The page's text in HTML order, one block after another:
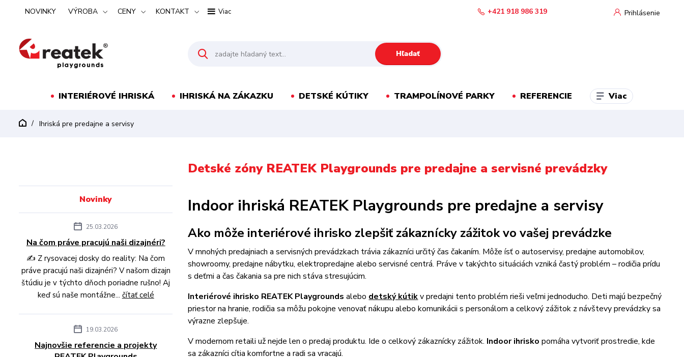
NOVINKY VÝROBA CENY KONTAKT Viac Prihlásenie
Hľadať
+421 918 986 319
INTERIÉROVÉ IHRISKÁ IHRISKÁ NA ZÁKAZKU DETSKÉ KÚTIKY TRAMPOLÍNOVÉ PARKY REFERENCIE Viac
Ihriská pre predajne a servisy
Detské zóny REATEK Playgrounds pre predajne a servisné prevádzky
Indoor ihriská REATEK Playgrounds pre predajne a servisy
Ako môže interiérové ihrisko zlepšiť zákaznícky zážitok vo vašej prevádzke
V mnohých predajniach a servisných prevádzkach trávia zákazníci určitý čas čakaním. Môže ísť o autoservisy, predajne automobilov,
showroomy, predajne nábytku, elektropredajne alebo servisné centrá. Práve v takýchto situáciách vzniká častý problém – rodičia prídu
s deťmi a čas čakania sa pre nich stáva stresujúcim.
Interiérové ihrisko REATEK Playgroundsalebo detský kútikv predajni tento problém rieši veľmi jednoducho. Deti majú bezpečný
priestor na hranie, rodičia sa môžu pokojne venovať nákupu alebo komunikácii s personálom a celkový zážitok z návštevy prevádzky sa
výrazne zlepšuje.
V modernom retaili už nejde len o predaj produktu. Ide o celkový zákaznícky zážitok. Indoor ihriskopomáha vytvoriť prostredie, kde
sa zákazníci cítia komfortne a radi sa vracajú.
Novinky
25.03.2026
Na čom práve pracujú naši dizajnéri?
✍️ Z rysovacej dosky do reality: Na čom
práve pracujú naši dizajnéri? V našom dizajn
štúdiu je v týchto dňoch poriadne rušno! Aj
keď sú naše montážne... čítať celé
19.03.2026
Najnovšie referencie a projekty